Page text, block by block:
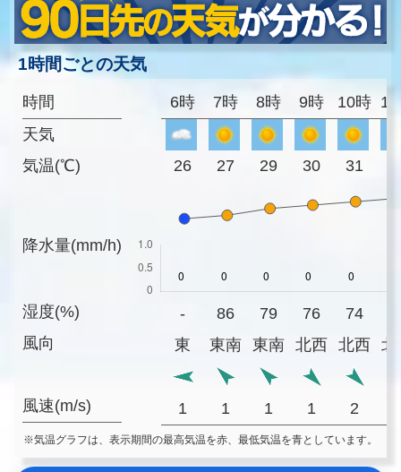
1時間ごとの天気
時間
天気
気温(℃)
降水量(mm/h)
湿度(%)
風向
風速(m/s)
6時 7時 8時 9時 10時
26 27 29 30 31
- 86 79 76 74
東
東南 東南 北西 北西 北
1 1 1 1 2
※気温グラフは、表示期間の最高気温を赤、最低気温を青としています。